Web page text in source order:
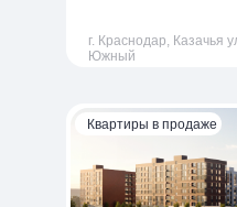
г. Краснодар, Казачья
Южный
Квартиры в продаже